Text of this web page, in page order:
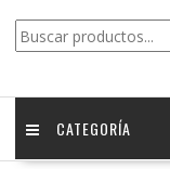
CATEGORÍA